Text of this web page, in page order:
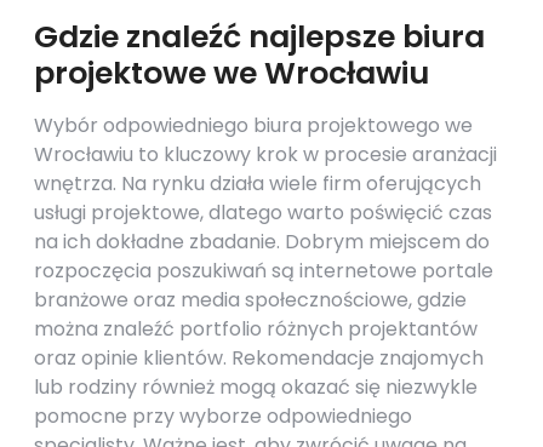
Gdzie znaleźć najlepsze biura
projektowe we Wrocławiu
Wybór odpowiedniego biura projektowego we
Wrocławiu to kluczowy krok w procesie aranżacji
wnętrza. Na rynku działa wiele firm oferujących
usługi projektowe, dlatego warto poświęcić czas
na ich dokładne zbadanie. Dobrym miejscem do
rozpoczęcia poszukiwań są internetowe portale
branżowe oraz media społecznościowe, gdzie
można znaleźć portfolio różnych projektantów
oraz opinie klientów. Rekomendacje znajomych
lub rodziny również mogą okazać się niezwykle
pomocne przy wyborze odpowiedniego